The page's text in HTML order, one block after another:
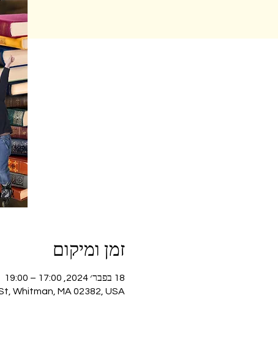
זמן ומיקום
18 בפבר׳ 2024, 17:00 – 19:00
Whitman, MA 02382, USA